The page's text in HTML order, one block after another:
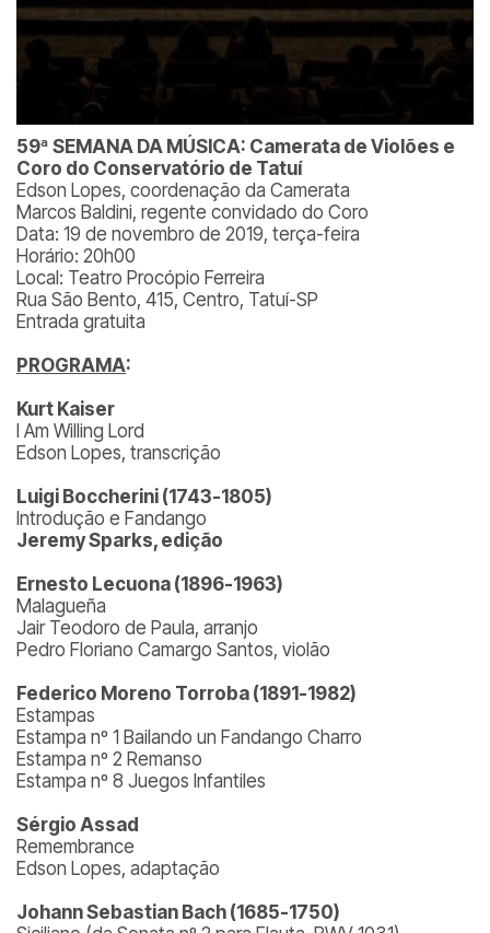
59ª SEMANA DA MÚSICA: Camerata de Violões e
Coro do Conservatório de Tatuí
Edson Lopes, coordenação da Camerata
Marcos Baldini, regente convidado do Coro
Data: 19 de novembro de 2019, terça-feira
Horário: 20h00
Local: Teatro Procópio Ferreira
Rua São Bento, 415, Centro, Tatuí-SP
Entrada gratuita
PROGRAMA:
Kurt Kaiser
I Am Willing Lord
Edson Lopes, transcrição
Luigi Boccherini (1743-1805)
Introdução e Fandango
Jeremy Sparks, edição
Ernesto Lecuona (1896-1963)
Malagueña
Jair Teodoro de Paula, arranjo
Pedro Floriano Camargo Santos, violão
Federico Moreno Torroba (1891-1982)
Estampas
Estampa nº 1 Bailando un Fandango Charro
Estampa nº 2 Remanso
Estampa nº 8 Juegos Infantiles
Sérgio Assad
Remembrance
Edson Lopes, adaptação
Johann Sebastian Bach (1685-1750)